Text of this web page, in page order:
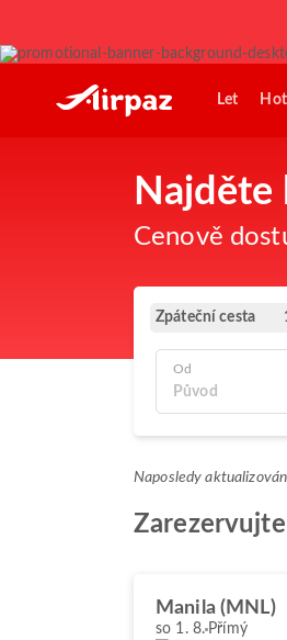
Let
Cenově
Zpáteční cesta
Od
Naposledy
Manila (MNL)
so 1. 8. Přímý